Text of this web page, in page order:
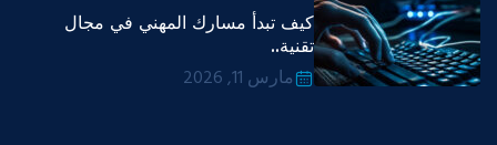
كيف تبدأ مسارك المهني في مجال
تقنية..
مارس 11, 2026